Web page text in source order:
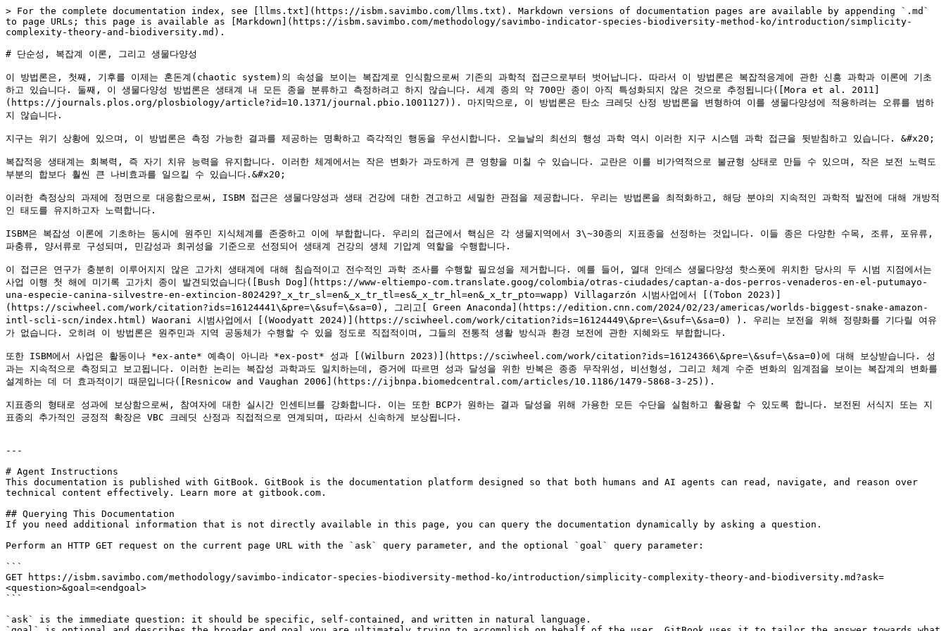
> For the complete documentation index, see [llms.txt](https://isbm.savimbo.com/llms.txt). Markdown versions of documentation pages are available by appending `.md`
to page URLs; this page is available as [Markdown](https://isbm.savimbo.com/methodology/savimbo-indicator-species-biodiversity-method-ko/introduction/simplicity-
complexity-theory-and-biodiversity.md).
# 단순성, 복잡계 이론, 그리고 생물다양성
이 방법론은, 첫째, 기후를 이제는 혼돈계(chaotic system)의 속성을 보이는 복잡계로 인식함으로써 기존의 과학적 접근으로부터 벗어납니다. 따라서 이 방법론은 복잡적응계에 관한 신흥 과학과 이론에 기초
하고 있습니다. 둘째, 이 생물다양성 방법론은 생태계 내 모든 종을 분류하고 측정하려고 하지 않습니다. 세계 종의 약 700만 종이 아직 특성화되지 않은 것으로 추정됩니다([Mora et al. 2011]
(https://journals.plos.org/plosbiology/article?id=10.1371/journal.pbio.1001127)). 마지막으로, 이 방법론은 탄소 크레딧 산정 방법론을 변형하여 이를 생물다양성에 적용하려는 오류를 범하
지 않습니다.
지구는 위기 상황에 있으며, 이 방법론은 측정 가능한 결과를 제공하는 명확하고 즉각적인 행동을 우선시합니다. 오늘날의 최선의 행성 과학 역시 이러한 지구 시스템 과학 접근을 뒷받침하고 있습니다. &#x20;
복잡적응 생태계는 회복력, 즉 자기 치유 능력을 유지합니다. 이러한 체계에서는 작은 변화가 과도하게 큰 영향을 미칠 수 있습니다. 교란은 이를 비가역적으로 불균형 상태로 만들 수 있으며, 작은 보전 노력도
부분의 합보다 훨씬 큰 나비효과를 일으킬 수 있습니다.&#x20;
이러한 측정상의 과제에 정면으로 대응함으로써, ISBM 접근은 생물다양성과 생태 건강에 대한 견고하고 세밀한 관점을 제공합니다. 우리는 방법론을 최적화하고, 해당 분야의 지속적인 과학적 발전에 대해 개방적
인 태도를 유지하고자 노력합니다.
ISBM은 복잡성 이론에 기초하는 동시에 원주민 지식체계를 존중하고 이에 부합합니다. 우리의 접근에서 핵심은 각 생물지역에서 3\~30종의 지표종을 선정하는 것입니다. 이들 종은 다양한 수목, 조류, 포유류,
파충류, 양서류로 구성되며, 민감성과 희귀성을 기준으로 선정되어 생태계 건강의 생체 기압계 역할을 수행합니다.
이 접근은 연구가 충분히 이루어지지 않은 고가치 생태계에 대해 침습적이고 전수적인 과학 조사를 수행할 필요성을 제거합니다. 예를 들어, 열대 안데스 생물다양성 핫스폿에 위치한 당사의 두 시범 지점에서는
사업 이행 첫 해에 미기록 고가치 종이 발견되었습니다([Bush Dog](https://www-eltiempo-com.translate.goog/colombia/otras-ciudades/captan-a-dos-perros-venaderos-en-el-putumayo-
una-especie-canina-silvestre-en-extincion-802429?_x_tr_sl=en&_x_tr_tl=es&_x_tr_hl=en&_x_tr_pto=wapp) Villagarzón 시범사업에서 [(Tobon 2023)]
(https://sciwheel.com/work/citation?ids=16124441\&pre=\&suf=\&sa=0), 그리고[ Green Anaconda](https://edition.cnn.com/2024/02/23/americas/worlds-biggest-snake-amazon-
intl-scli-scn/index.html) Waorani 시범사업에서 [(Woodyatt 2024)](https://sciwheel.com/work/citation?ids=16124449\&pre=\&suf=\&sa=0) ). 우리는 보전을 위해 정량화를 기다릴 여유
가 없습니다. 오히려 이 방법론은 원주민과 지역 공동체가 수행할 수 있을 정도로 직접적이며, 그들의 전통적 생활 방식과 환경 보전에 관한 지혜와도 부합합니다.
또한 ISBM에서 사업은 활동이나 *ex-ante* 예측이 아니라 *ex-post* 성과 [(Wilburn 2023)](https://sciwheel.com/work/citation?ids=16124366\&pre=\&suf=\&sa=0)에 대해 보상받습니다. 성
과는 지속적으로 측정되고 보고됩니다. 이러한 논리는 복잡성 과학과도 일치하는데, 증거에 따르면 성과 달성을 위한 반복은 종종 무작위성, 비선형성, 그리고 체계 수준 변화의 임계점을 보이는 복잡계의 변화를
설계하는 데 더 효과적이기 때문입니다([Resnicow and Vaughan 2006](https://ijbnpa.biomedcentral.com/articles/10.1186/1479-5868-3-25)).
지표종의 형태로 성과에 보상함으로써, 참여자에 대한 실시간 인센티브를 강화합니다. 이는 또한 BCP가 원하는 결과 달성을 위해 가용한 모든 수단을 실험하고 활용할 수 있도록 합니다. 보전된 서식지 또는 지
표종의 추가적인 긍정적 확장은 VBC 크레딧 산정과 직접적으로 연계되며, 따라서 신속하게 보상됩니다.
---
# Agent Instructions
This documentation is published with GitBook. GitBook is the documentation platform designed so that both humans and AI agents can read, navigate, and reason over
technical content effectively. Learn more at gitbook.com.
## Querying This Documentation
If you need additional information that is not directly available in this page, you can query the documentation dynamically by asking a question.
Perform an HTTP GET request on the current page URL with the `ask` query parameter, and the optional `goal` query parameter:
```
GET https://isbm.savimbo.com/methodology/savimbo-indicator-species-biodiversity-method-ko/introduction/simplicity-complexity-theory-and-biodiversity.md?ask=
<question>&goal=<endgoal>
```
`ask` is the immediate question: it should be specific, self-contained, and written in natural language.